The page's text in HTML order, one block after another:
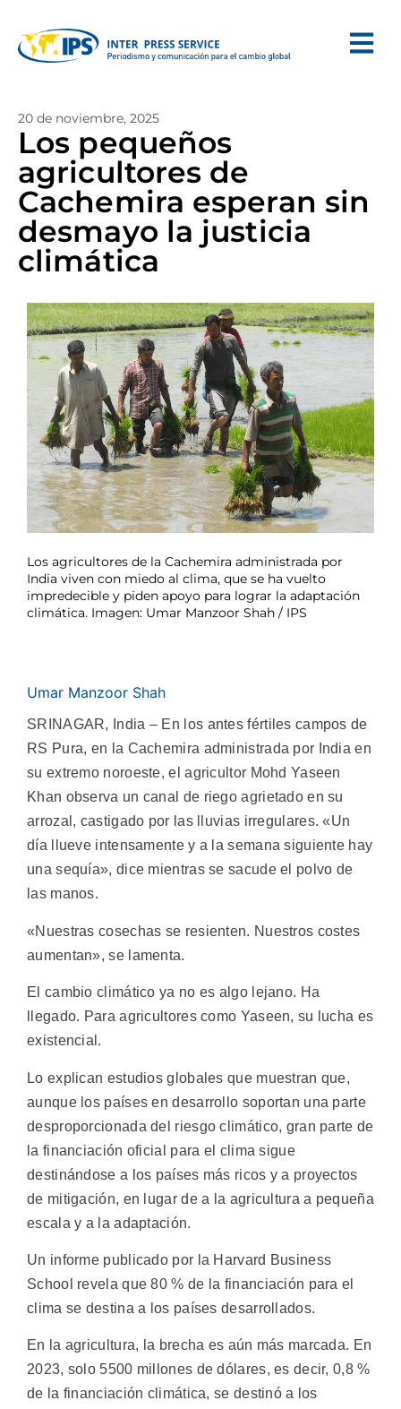
20 de noviembre, 2025
Los pequeños
agricultores de
Cachemira esperan sin
desmayo la justicia
climática
Los agricultores de la Cachemira administrada por
India viven con miedo al clima, que se ha vuelto
impredecible y piden apoyo para lograr la adaptación
climática. Imagen: Umar Manzoor Shah / IPS
Umar Manzoor Shah
SRINAGAR, India – En los antes fértiles campos de
RS Pura, en la Cachemira administrada por India en
su extremo noroeste, el agricultor Mohd Yaseen
Khan observa un canal de riego agrietado en su
arrozal, castigado por las lluvias irregulares. «Un
día llueve intensamente y a la semana siguiente hay
una sequía», dice mientras se sacude el polvo de
las manos.
«Nuestras cosechas se resienten. Nuestros costes
aumentan», se lamenta.
El cambio climático ya no es algo lejano. Ha
llegado. Para agricultores como Yaseen, su lucha es
existencial.
Lo explican estudios globales que muestran que,
aunque los países en desarrollo soportan una parte
desproporcionada del riesgo climático, gran parte de
la financiación oficial para el clima sigue
destinándose a los países más ricos y a proyectos
de mitigación, en lugar de a la agricultura a pequeña
escala y a la adaptación.
Un informe publicado por la Harvard Business
School revela que 80 % de la financiación para el
clima se destina a los países desarrollados.
En la agricultura, la brecha es aún más marcada. En
2023, solo 5500 millones de dólares, es decir, 0,8 %
de la financiación climática, se destinó a los